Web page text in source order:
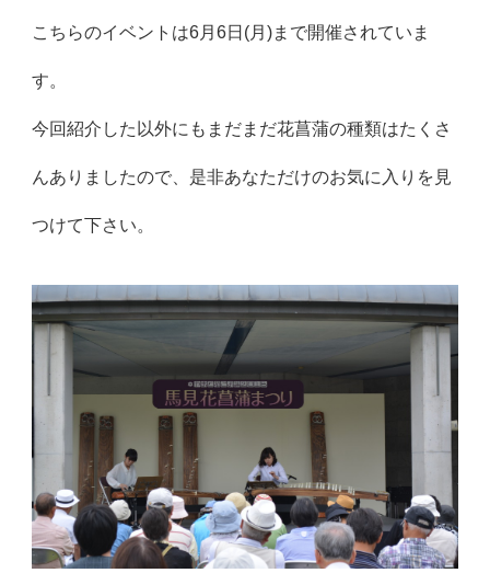
こちらのイベントは6月6日(月)まで開催されていま
す。
今回紹介した以外にもまだまだ花菖蒲の種類はたくさ
んありましたので、是非あなただけのお気に入りを見
つけて下さい。